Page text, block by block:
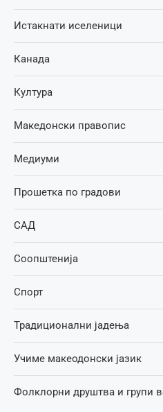
Истакнати иселеници
Канада
Култура
Македонски правопис
Медиуми
Прошетка по градови
САД
Соопштенија
Спорт
Традиционални јадења
Учиме макеодонски јазик
Фолклорни друштва и групи